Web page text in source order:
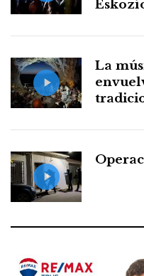
La